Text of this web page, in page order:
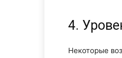
4.
Некоторые